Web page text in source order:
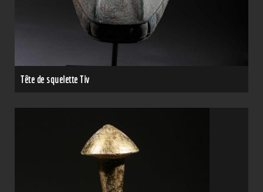
Tête de squelette Tiv